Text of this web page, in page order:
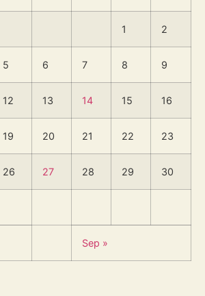
1 2
5 6 7 8 9
12 13 14 15 16
19 20 21 22 23
26 27 28 29 30
Sep »